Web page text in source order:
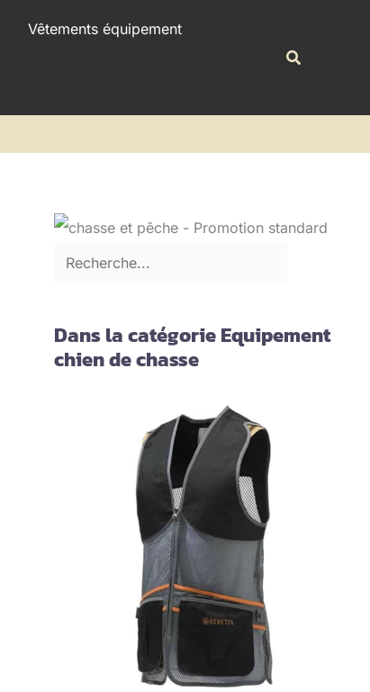
Vêtements équipement
r
h
Dans la catégorie Equipement
chien de chasse